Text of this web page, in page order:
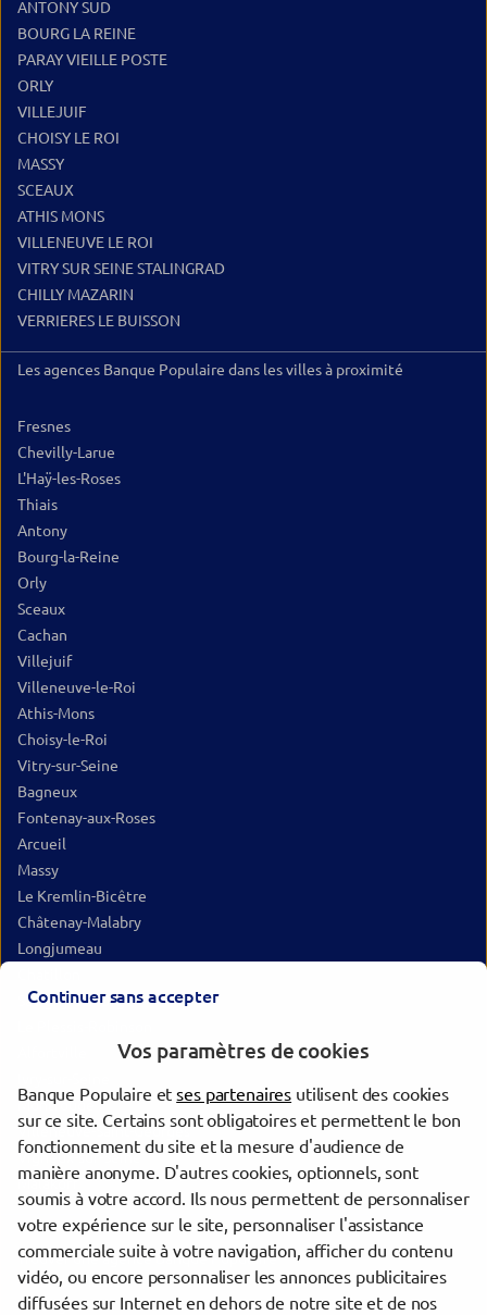
ANTONY SUD
BOURG LA REINE
PARAY VIEILLE POSTE
ORLY
VILLEJUIF
CHOISY LE ROI
MASSY
SCEAUX
ATHIS MONS
VILLENEUVE LE ROI
VITRY SUR SEINE STALINGRAD
CHILLY MAZARIN
VERRIERES LE BUISSON
Les agences Banque Populaire dans les villes à proximité
Fresnes
Chevilly-Larue
L'Haÿ-les-Roses
Thiais
Antony
Bourg-la-Reine
Orly
Sceaux
Cachan
Villejuif
Villeneuve-le-Roi
Athis-Mons
Choisy-le-Roi
Vitry-sur-Seine
Bagneux
Fontenay-aux-Roses
Arcueil
Massy
Le Kremlin-Bicêtre
Châtenay-Malabry
Longjumeau
Savigny-sur-Orge
Montrouge
Villeneuve-Saint-Georges
Vigneux-sur-Seine
Malakoff
Trouver une agence Banque Populaire
Val-de-Marne
Rungis
Continuer sans accepter
Vos paramètres de cookies
Banque Populaire etses partenaires utilisent des cookies
sur ce site. Certains sont obligatoires et permettent le bon
fonctionnement du site et la mesure d'audience de
manière anonyme. D'autres cookies, optionnels, sont
soumis à votre accord. Ils nous permettent de personnaliser
votre expérience sur le site, personnaliser l'assistance
commerciale suite à votre navigation, afficher du contenu
vidéo, ou encore personnaliser les annonces publicitaires
diffusées sur Internet en dehors de notre site et de nos